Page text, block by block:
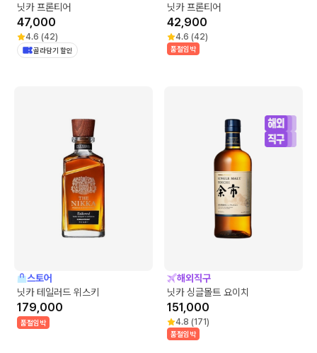
닛카 프론티어
47,000
4.6 (42)
골라담기 할인
닛카 프론티어
42,900
4.6 (42)
품절임박
스토어
닛카 테일러드 위스키
179,000
품절임박
해외직구
닛카 싱글몰트 요이치
151,000
4.8 (171)
품절임박